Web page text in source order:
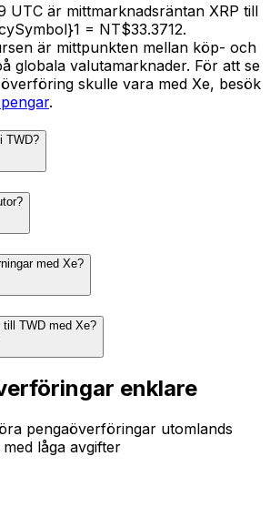
UTC är mittmarknadsräntan XRP till
= NT$33.3712.
är mittpunkten mellan köp- och
globala valutamarknader. För att se
skulle vara med Xe, besök
.
TWD?
med Xe?
TWD med Xe?
enklare
pengaöverföringar utomlands
låga avgifter